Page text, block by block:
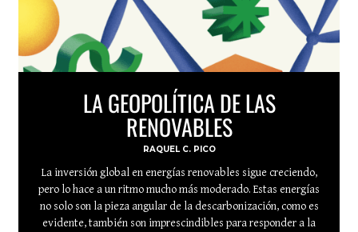
LA GEOPOLÍTICA DE LAS
RENOVABLES
RAQUEL C. PICO
La inversión global en energías renovables sigue creciendo,
pero lo hace a un ritmo mucho más moderado. Estas energías
no solo son la pieza angular de la descarbonización, como es
evidente, también son imprescindibles para responder a la